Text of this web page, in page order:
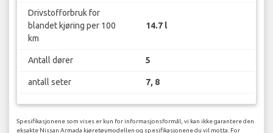
Drivstofforbruk for
blandet kjøring per 100
km
14.7 l
Antall dører 5
antall seter 7, 8
Spesifikasjonene som vises er kun for informasjonsformål, vi kan ikke garantere den
eksakte Nissan Armada kjøretøymodellen og spesifikasjonene du vil motta. For